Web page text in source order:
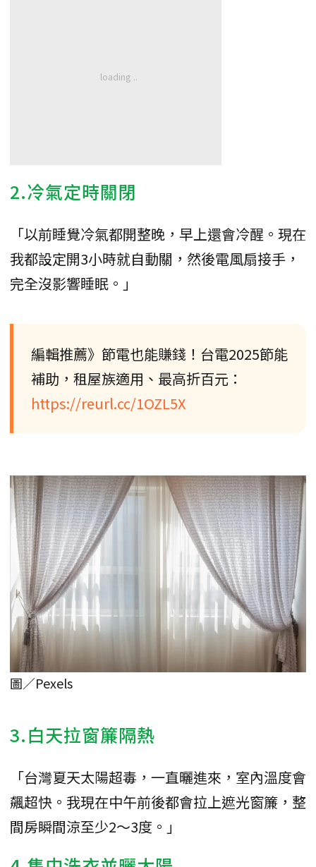
2.冷氣定時關閉
「以前睡覺冷氣都開整晚，早上還會冷醒。現在
我都設定開3小時就自動關，然後電風扇接手，
完全沒影響睡眠。」
編輯推薦》節電也能賺錢！台電2025節能
補助，租屋族適用、最高折百元：
https://reurl.cc/1OZL5X
圖／Pexels
3.白天拉窗簾隔熱
「台灣夏天太陽超毒，一直曬進來，室內溫度會
飆超快。我現在中午前後都會拉上遮光窗簾，整
間房瞬間涼至少2～3度。」